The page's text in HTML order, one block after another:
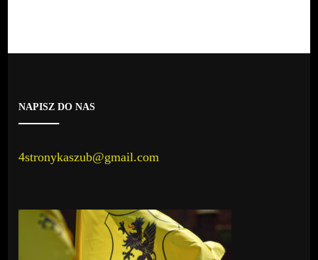
NAPISZ DO NAS
4stronykaszub@gmail.com